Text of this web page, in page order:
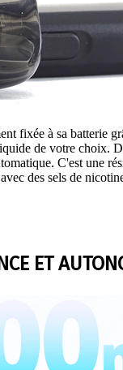
fixée à sa batterie
de votre choix.
C'est une
des sels de
ET